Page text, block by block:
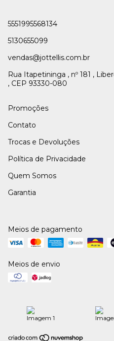
5551995568134
5130655099
vendas@jottellis.com.br
Rua Itapetininga , nº 181 ,
, CEP 93330-080
Promoções
Contato
Trocas e Devoluções
Política de Privacidade
Quem Somos
Garantia
Meios de pagamento
Meios de envio